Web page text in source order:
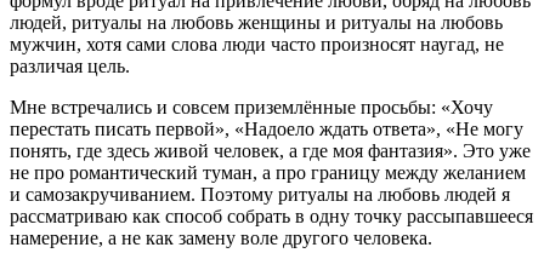
людей, ритуалы на любовь женщины и ритуалы на любовь
мужчин, хотя сами слова люди часто произносят наугад, не
различая цель.
Мне встречались и совсем приземлённые просьбы: «Хочу
перестать писать первой», «Надоело ждать ответа», «Не могу
понять, где здесь живой человек, а где моя фантазия». Это уже
не про романтический туман, а про границу между желанием
и самозакручиванием. Поэтому ритуалы на любовь людей я
рассматриваю как способ собрать в одну точку рассыпавшееся
намерение, а не как замену воле другого человека.